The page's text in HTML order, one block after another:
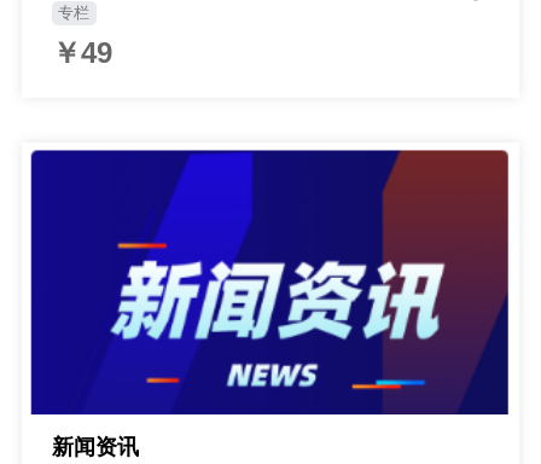
专栏
￥49
新闻资讯